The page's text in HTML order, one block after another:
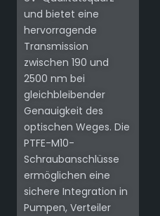
und bietet eine
hervorragende
Transmission
zwischen 190 und
2500 nm bei
gleichbleibender
Genauigkeit des
optischen Weges. Die
PTFE-M10-
Schraubanschlüsse
ermöglichen eine
sichere Integration in
Pumpen, Verteiler